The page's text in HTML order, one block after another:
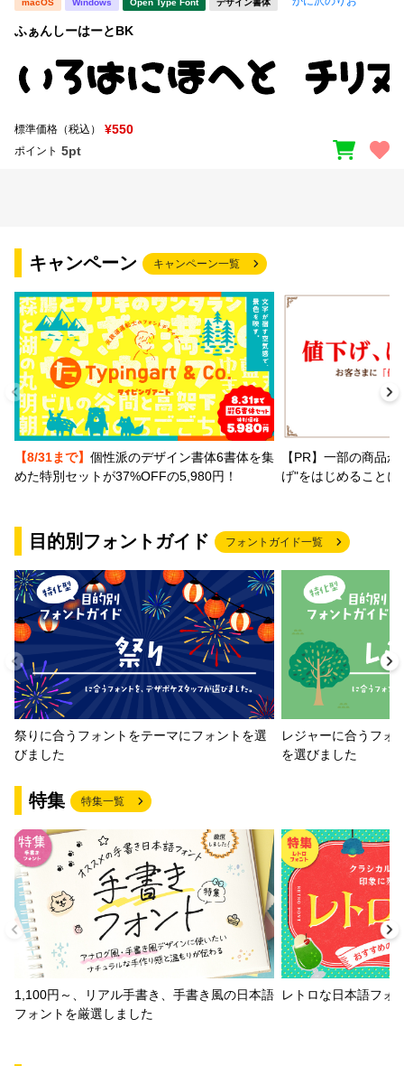
macOS Windows Open Type Font デザイン書体
ふぁんしーはーとBK
標準価格（税込） ¥550
ポイント 5pt
キャンペーン キャンペーン一覧
【8/31まで】 個性派のデザイン書体6書体を集
めた特別セットが37%OFFの5,980円！
【PR】一部の商品
げ"をはじめること
目的別フォントガイド フォントガイド一覧
祭りに合うフォントをテーマにフォントを選
びました
レジャーに合うフォ
を選びました
特集 特集一覧
1,100円～、リアル手書き、手書き風の日本語
フォントを厳選しました
レトロな日本語フォ